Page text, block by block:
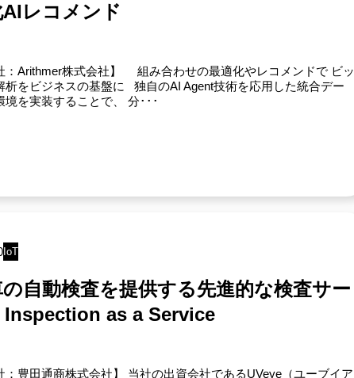
レコメンド
：Arithmer株式会社】 組み合わせの最適化やレコメンドで ビッ
析をビジネスの基盤に 独自のAI Agent技術を応用した統合デー
境を実装することで、 分･･･
の自動検査を提供する先進的な検査サー
Inspection as a Service
IoT
：豊田通商株式会社】 当社の出資会社であるUVeye（ユーブイア